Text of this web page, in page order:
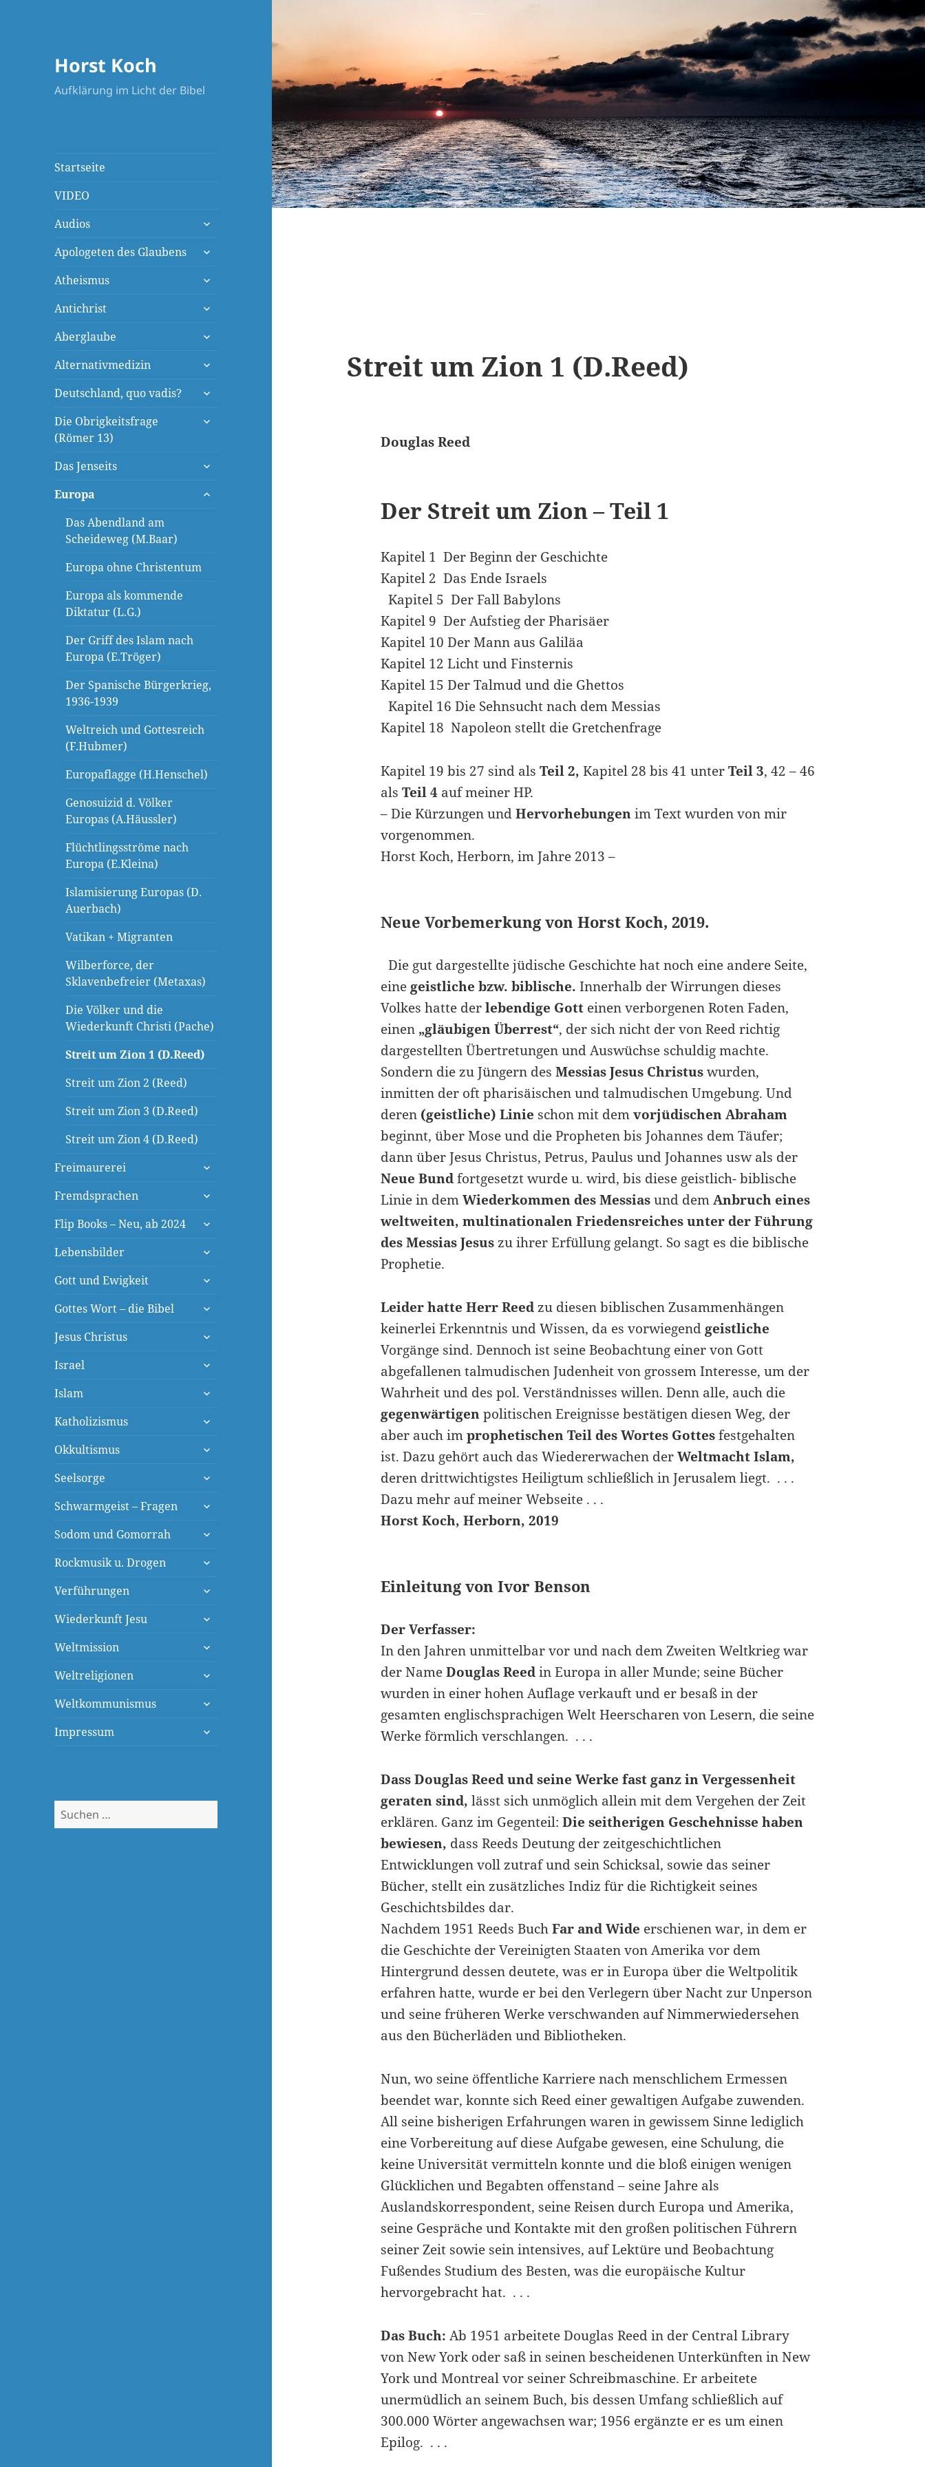
Horst Koch
Aufklärung im Licht der Bibel
Startseite
VIDEO
Audios
untermenü
Apologeten des Glaubens
untermenü
Atheismus
untermenü
Antichrist
untermenü
Aberglaube
untermenü
Alternativmedizin
untermenü
Deutschland, quo vadis?
untermenü
Die Obrigkeitsfrage
(Römer 13)
untermenü
Das Jenseits
untermenü
Europa
untermenü
Das Abendland am
Scheideweg (M.Baar)
Europa ohne Christentum
Europa als kommende
Diktatur (L.G.)
Der Griff des Islam nach
Europa (E.Tröger)
Der Spanische Bürgerkrieg,
1936-1939
Weltreich und Gottesreich
(F.Hubmer)
Europaflagge (H.Henschel)
Genosuizid d. Völker
Europas (A.Häussler)
Flüchtlingsströme nach
Europa (E.Kleina)
Islamisierung Europas (D.
Auerbach)
Vatikan + Migranten
Wilberforce, der
Sklavenbefreier (Metaxas)
Die Völker und die
Wiederkunft Christi (Pache)
Streit um Zion 1 (D.Reed)
Streit um Zion 2 (Reed)
Streit um Zion 3 (D.Reed)
Streit um Zion 4 (D.Reed)
Freimaurerei
untermenü
Fremdsprachen
untermenü
Flip Books – Neu, ab 2024
untermenü
Lebensbilder
untermenü
Gott und Ewigkeit
untermenü
Gottes Wort – die Bibel
untermenü
Jesus Christus
untermenü
Israel
untermenü
Islam
untermenü
Katholizismus
untermenü
Okkultismus
untermenü
Seelsorge
untermenü
Schwarmgeist – Fragen
untermenü
Sodom und Gomorrah
untermenü
Rockmusik u. Drogen
untermenü
Verführungen
untermenü
Wiederkunft Jesu
untermenü
Weltmission
untermenü
Weltreligionen
untermenü
Weltkommunismus
untermenü
Impressum
untermenü
Suchen
nach:
Streit um Zion 1 (D.Reed)
Douglas Reed
Der Streit um Zion – Teil 1
Kapitel 1 Der Beginn der Geschichte
Kapitel 2 Das Ende Israels
Kapitel 5 Der Fall Babylons
Kapitel 9 Der Aufstieg der Pharisäer
Kapitel 10 Der Mann aus Galiläa
Kapitel 12 Licht und Finsternis
Kapitel 15 Der Talmud und die Ghettos
Kapitel 16 Die Sehnsucht nach dem Messias
Kapitel 18 Napoleon stellt die Gretchenfrage
Kapitel 19 bis 27 sind alsTeil 2, Kapitel 28 bis 41 unterTeil 3, 42 – 46
alsTeil 4 auf meiner HP.
– Die Kürzungen undHervorhebungenim Text wurden von mir
vorgenommen.
Horst Koch, Herborn, im Jahre 2013 –
Neue Vorbemerkung von Horst Koch, 2019.
Die gut dargestellte jüdische Geschichte hat noch eine andere Seite,
eine geistliche bzw. biblische. Innerhalb der Wirrungen dieses
Volkes hatte derlebendige Gott einen verborgenen Roten Faden,
einen „gläubigen Überrest“, der sich nicht der von Reed richtig
dargestellten Übertretungen und Auswüchse schuldig machte.
Sondern die zu Jüngern desMessias Jesus Christuswurden,
inmitten der oft pharisäischen und talmudischen Umgebung. Und
deren (geistliche) Linie schon mit demvorjüdischen Abraham
beginnt, über Mose und die Propheten bis Johannes dem Täufer;
dann über Jesus Christus, Petrus, Paulus und Johannes usw als der
Neue Bundfortgesetzt wurde u. wird, bis diese geistlich- biblische
Linie in demWiederkommen des Messiasund demAnbruch eines
weltweiten, multinationalen Friedensreiches unter der Führung
des Messias Jesuszu ihrer Erfüllung gelangt. So sagt es die biblische
Prophetie.
Leider hatte Herr Reedzu diesen biblischen Zusammenhängen
keinerlei Erkenntnis und Wissen, da es vorwiegend geistliche
Vorgänge sind. Dennoch ist seine Beobachtung einer von Gott
abgefallenen talmudischen Judenheit von grossem Interesse, um der
Wahrheit und des pol. Verständnisses willen. Denn alle, auch die
gegenwärtigenpolitischen Ereignisse bestätigen diesen Weg, der
aber auch improphetischen Teil des Wortes Gottesfestgehalten
ist. Dazu gehört auch das Wiedererwachen derWeltmacht Islam,
deren drittwichtigstes Heiligtum schließlich in Jerusalem liegt. . . .
Dazu mehr auf meiner Webseite . . .
Horst Koch, Herborn, 2019
Einleitung von Ivor Benson
Der Verfasser:
In den Jahren unmittelbar vor und nach dem Zweiten Weltkrieg war
der NameDouglas Reedin Europa in aller Munde; seine Bücher
wurden in einer hohen Auflage verkauft und er besaß in der
gesamten englischsprachigen Welt Heerscharen von Lesern, die seine
Werke förmlich verschlangen. . . .
Dass Douglas Reed und seine Werke fast ganz in Vergessenheit
geraten sind, lässt sich unmöglich allein mit dem Vergehen der Zeit
erklären. Ganz im Gegenteil:Die seitherigen Geschehnisse haben
bewiesen, dass Reeds Deutung der zeitgeschichtlichen
Entwicklungen voll zutraf und sein Schicksal, sowie das seiner
Bücher, stellt ein zusätzliches Indiz für die Richtigkeit seines
Geschichtsbildes dar.
Nachdem 1951 Reeds BuchFar and Wide erschienen war, in dem er
die Geschichte der Vereinigten Staaten von Amerika vor dem
Hintergrund dessen deutete, was er in Europa über die Weltpolitik
erfahren hatte, wurde er bei den Verlegern über Nacht zur Unperson
und seine früheren Werke verschwanden auf Nimmerwiedersehen
aus den Bücherläden und Bibliotheken.
Nun, wo seine öffentliche Karriere nach menschlichem Ermessen
beendet war, konnte sich Reed einer gewaltigen Aufgabe zuwenden.
All seine bisherigen Erfahrungen waren in gewissem Sinne lediglich
eine Vorbereitung auf diese Aufgabe gewesen, eine Schulung, die
keine Universität vermitteln konnte und die bloß einigen wenigen
Glücklichen und Begabten offenstand – seine Jahre als
Auslandskorrespondent, seine Reisen durch Europa und Amerika,
seine Gespräche und Kontakte mit den großen politischen Führern
seiner Zeit sowie sein intensives, auf Lektüre und Beobachtung
Fußendes Studium des Besten, was die europäische Kultur
hervorgebracht hat. . . .
Das Buch: Ab 1951 arbeitete Douglas Reed in der Central Library
von New York oder saß in seinen bescheidenen Unterkünften in New
York und Montreal vor seiner Schreibmaschine. Er arbeitete
unermüdlich an seinem Buch, bis dessen Umfang schließlich auf
300.000 Wörter angewachsen war; 1956 ergänzte er es um einen
Epilog. . . .